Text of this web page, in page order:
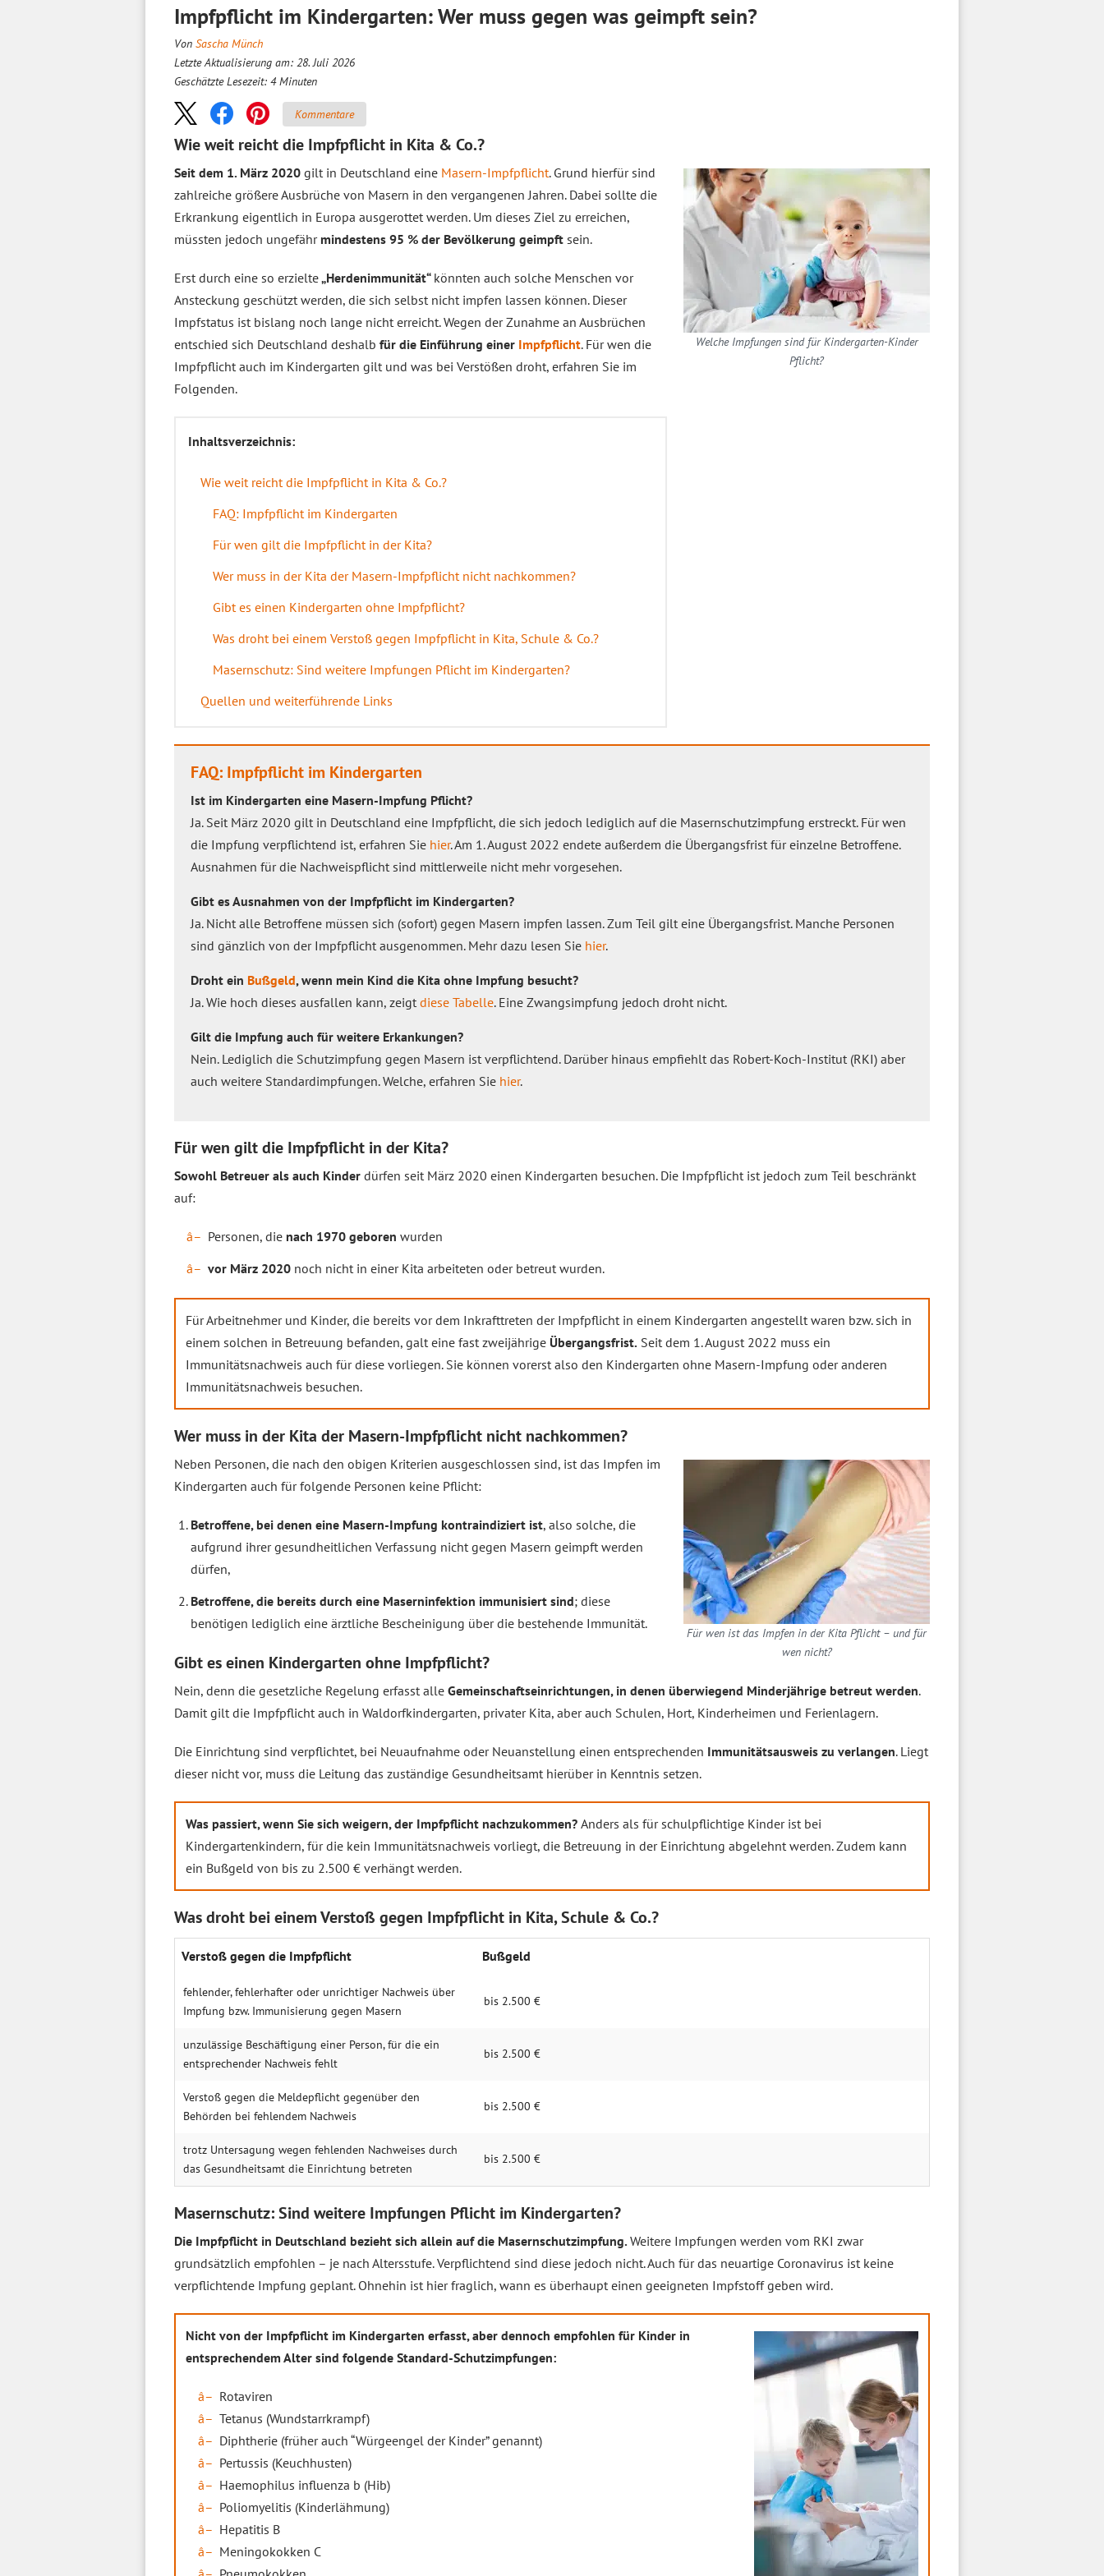
Impfpflicht im Kindergarten: Wer muss gegen was geimpft sein?
Von Sascha Münch
Letzte Aktualisierung am: 28. Juli 2026
Geschätzte Lesezeit: 4 Minuten
Kommentare
Wie weit reicht die Impfpflicht in Kita & Co.?
Welche Impfungen sind für Kindergarten-Kinder
Pflicht?
Seit dem 1. März 2020 gilt in Deutschland eine Masern-Impfpflicht. Grund hierfür sind
zahlreiche größere Ausbrüche von Masern in den vergangenen Jahren. Dabei sollte die
Erkrankung eigentlich in Europa ausgerottet werden. Um dieses Ziel zu erreichen,
müssten jedoch ungefähr mindestens 95 % der Bevölkerung geimpft sein.
Erst durch eine so erzielte„Herdenimmunität“ könnten auch solche Menschen vor
Ansteckung geschützt werden, die sich selbst nicht impfen lassen können. Dieser
Impfstatus ist bislang noch lange nicht erreicht. Wegen der Zunahme an Ausbrüchen
entschied sich Deutschland deshalb für die Einführung einer Impfpflicht. Für wen die
Impfpflicht auch im Kindergarten gilt und was bei Verstößen droht, erfahren Sie im
Folgenden.
Inhaltsverzeichnis:
Wie weit reicht die Impfpflicht in Kita & Co.?
FAQ: Impfpflicht im Kindergarten
Für wen gilt die Impfpflicht in der Kita?
Wer muss in der Kita der Masern-Impfpflicht nicht nachkommen?
Gibt es einen Kindergarten ohne Impfpflicht?
Was droht bei einem Verstoß gegen Impfpflicht in Kita, Schule & Co.?
Masernschutz: Sind weitere Impfungen Pflicht im Kindergarten?
Quellen und weiterführende Links
FAQ: Impfpflicht im Kindergarten
Ist im Kindergarten eine Masern-Impfung Pflicht?
Ja. Seit März 2020 gilt in Deutschland eine Impfpflicht, die sich jedoch lediglich auf die Masernschutzimpfung erstreckt. Für wen
die Impfung verpflichtend ist, erfahren Sie hier. Am 1. August 2022 endete außerdem die Übergangsfrist für einzelne Betroffene.
Ausnahmen für die Nachweispflicht sind mittlerweile nicht mehr vorgesehen.
Gibt es Ausnahmen von der Impfpflicht im Kindergarten?
Ja. Nicht alle Betroffene müssen sich (sofort) gegen Masern impfen lassen. Zum Teil gilt eine Übergangsfrist. Manche Personen
sind gänzlich von der Impfpflicht ausgenommen. Mehr dazu lesen Sie hier.
Droht ein Bußgeld, wenn mein Kind die Kita ohne Impfung besucht?
Ja. Wie hoch dieses ausfallen kann, zeigt diese Tabelle. Eine Zwangsimpfung jedoch droht nicht.
Gilt die Impfung auch für weitere Erkankungen?
Nein. Lediglich die Schutzimpfung gegen Masern ist verpflichtend. Darüber hinaus empfiehlt das Robert-Koch-Institut (RKI) aber
auch weitere Standardimpfungen. Welche, erfahren Sie hier.
Für wen gilt die Impfpflicht in der Kita?
Sowohl Betreuer als auch Kinder dürfen seit März 2020 einen Kindergarten besuchen. Die Impfpflicht ist jedoch zum Teil beschränkt
auf:
Personen, die nach 1970 geboren wurden
vor März 2020 noch nicht in einer Kita arbeiteten oder betreut wurden.
Für Arbeitnehmer und Kinder, die bereits vor dem Inkrafttreten der Impfpflicht in einem Kindergarten angestellt waren bzw. sich in
einem solchen in Betreuung befanden, galt eine fast zweijährige Übergangsfrist. Seit dem 1. August 2022 muss ein
Immunitätsnachweis auch für diese vorliegen. Sie können vorerst also den Kindergarten ohne Masern-Impfung oder anderen
Immunitätsnachweis besuchen.
Wer muss in der Kita der Masern-Impfpflicht nicht nachkommen?
Für wen ist das Impfen in der Kita Pflicht – und für
wen nicht?
Neben Personen, die nach den obigen Kriterien ausgeschlossen sind, ist das Impfen im
Kindergarten auch für folgende Personen keine Pflicht:
Betroffene, bei denen eine Masern-Impfung kontraindiziert ist, also solche, die
aufgrund ihrer gesundheitlichen Verfassung nicht gegen Masern geimpft werden
dürfen,
Betroffene, die bereits durch eine Maserninfektion immunisiert sind; diese
benötigen lediglich eine ärztliche Bescheinigung über die bestehende Immunität.
Gibt es einen Kindergarten ohne Impfpflicht?
Nein, denn die gesetzliche Regelung erfasst alle Gemeinschaftseinrichtungen, in denen überwiegend Minderjährige betreut werden.
Damit gilt die Impfpflicht auch in Waldorfkindergarten, privater Kita, aber auch Schulen, Hort, Kinderheimen und Ferienlagern.
Die Einrichtung sind verpflichtet, bei Neuaufnahme oder Neuanstellung einen entsprechenden Immunitätsausweis zu verlangen. Liegt
dieser nicht vor, muss die Leitung das zuständige Gesundheitsamt hierüber in Kenntnis setzen.
Was passiert, wenn Sie sich weigern, der Impfpflicht nachzukommen? Anders als für schulpflichtige Kinder ist bei
Kindergartenkindern, für die kein Immunitätsnachweis vorliegt, die Betreuung in der Einrichtung abgelehnt werden. Zudem kann
ein Bußgeld von bis zu 2.500 € verhängt werden.
Was droht bei einem Verstoß gegen Impfpflicht in Kita, Schule & Co.?
Verstoß gegen die Impfpflicht Bußgeld
fehlender, fehlerhafter oder unrichtiger Nachweis über
Impfung bzw. Immunisierung gegen Masern
bis 2.500 €
unzulässige Beschäftigung einer Person, für die ein
entsprechender Nachweis fehlt
bis 2.500 €
Verstoß gegen die Meldepflicht gegenüber den
Behörden bei fehlendem Nachweis
bis 2.500 €
trotz Untersagung wegen fehlenden Nachweises durch
das Gesundheitsamt die Einrichtung betreten
bis 2.500 €
Masernschutz: Sind weitere Impfungen Pflicht im Kindergarten?
Die Impfpflicht in Deutschland bezieht sich allein auf die Masernschutzimpfung. Weitere Impfungen werden vom RKI zwar
grundsätzlich empfohlen – je nach Altersstufe. Verpflichtend sind diese jedoch nicht. Auch für das neuartige Coronavirus ist keine
verpflichtende Impfung geplant. Ohnehin ist hier fraglich, wann es überhaupt einen geeigneten Impfstoff geben wird.
Nicht von der Impfpflicht im Kindergarten erfasst, aber dennoch empfohlen für Kinder in
entsprechendem Alter sind folgende Standard-Schutzimpfungen:
Rotaviren
Tetanus (Wundstarrkrampf)
Diphtherie (früher auch “Würgeengel der Kinder” genannt)
Pertussis (Keuchhusten)
Haemophilus influenza b (Hib)
Poliomyelitis (Kinderlähmung)
Hepatitis B
Meningokokken C